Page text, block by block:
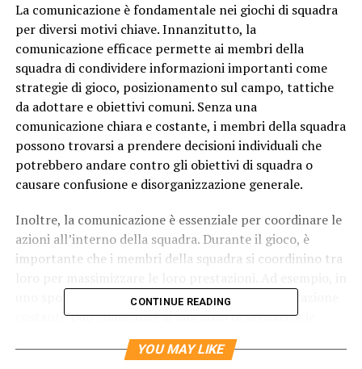
La comunicazione è fondamentale nei giochi di squadra
per diversi motivi chiave. Innanzitutto, la
comunicazione efficace permette ai membri della
squadra di condividere informazioni importanti come
strategie di gioco, posizionamento sul campo, tattiche
da adottare e obiettivi comuni. Senza una
comunicazione chiara e costante, i membri della squadra
possono trovarsi a prendere decisioni individuali che
potrebbero andare contro gli obiettivi di squadra o
causare confusione e disorganizzazione generale.
Inoltre, la comunicazione è essenziale per coordinare le
azioni all’interno della squadra. Durante il gioco, è
importante che i membri della squadra si coordinino tra
uno sport di squadra come il calcio, una comunicazione
costante può consentire ai giocatori di segnalare le
proprie posizioni, richiedere il passaggio della palla o
fornire istruzioni su come attaccare o difendere. Questo
CONTINUE READING
YOU MAY LIKE